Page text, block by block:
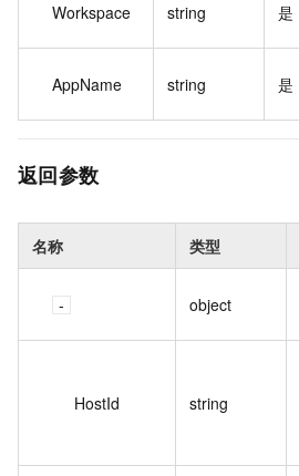
Workspace string 是
AppName string 是
返回参数
名称 类型
object
HostId string